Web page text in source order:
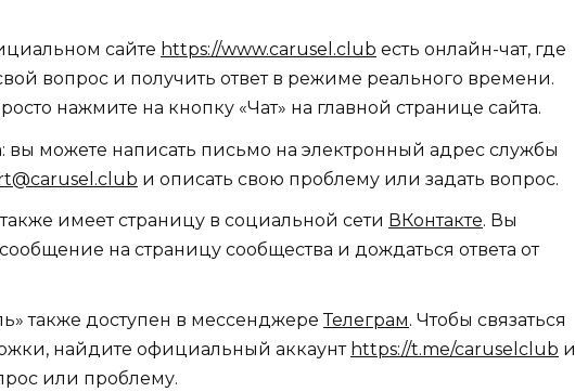
сайте https://www.carusel.club есть онлайн-чат, где
вопрос и получить ответ в режиме реального времени.
нажмите на кнопку «Чат» на главной странице сайта.
вы можете написать письмо на электронный адрес службы
и описать свою проблему или задать вопрос.
имеет страницу в социальной сети ВКонтакте. Вы
на страницу сообщества и дождаться ответа от
также доступен в мессенджереТелеграм. Чтобы связаться
найдите официальный аккаунт https://t.me/caruselclub и
или проблему.